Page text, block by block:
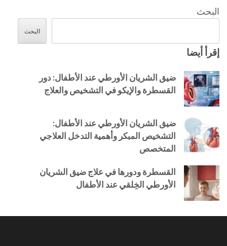
البحث
البحث
إقرأ أيضا
ضيق الشريان الأورطي عند الأطفال: دور
القسطرة والإيكو في التشخيص والعلاج
ضيق الشريان الأورطي عند الأطفال:
التشخيص المبكر وأهمية التدخل العلاجي
المتخصص
القسطرة ودورها في علاج ضيق الشريان
الأورطي الخِلقي عند الأطفال